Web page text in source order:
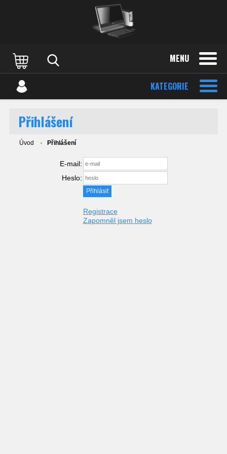
MENU
KATEGORIE
Přihlášení
Úvod Přihlášení
E-mail:
Heslo:
Registrace
Zapomněl jsem heslo